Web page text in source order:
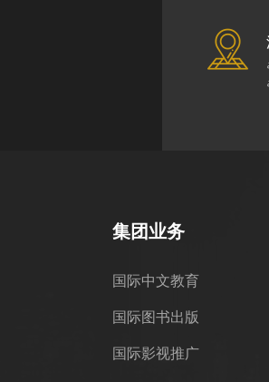
集团业务
国际中文教育
国际图书出版
国际影视推广